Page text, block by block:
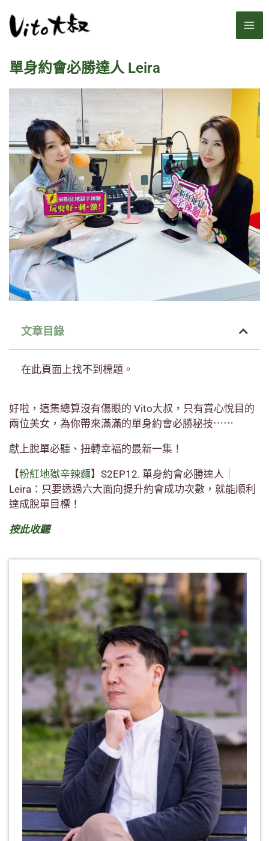
至
單身約會必勝達人 Leira
文章目錄
在此頁面上找不到標題。
好啦，這集總算沒有傷眼的 Vito大叔，只有賞心悅目的
兩位美女，為你帶來滿滿的單身約會必勝秘技⋯⋯
獻上脫單必聽、扭轉幸福的最新一集！
【粉紅地獄辛辣麵】S2EP12. 單身約會必勝達人｜
Leira：只要透過六大面向提升約會成功次數，就能順利
達成脫單目標！
按此收聽